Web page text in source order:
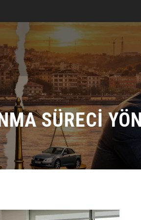
SÜRECI